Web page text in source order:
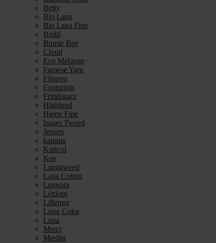
Betty
Bio Lana
Bio Lana Fine
Bodil
Bumle Bee
Cloud
Eco Melange
Faroese Yarn
Filnovo
Footprints
Fritidsgarn
Highland
Hjerte Fine
Isager Tweed
Jensen
kamma
Knitcol
Kos
Lamatweed
Lana Cotton
Leonora
Léttlopi
Lillemor
Long Color
Luna
Merci
Merilin